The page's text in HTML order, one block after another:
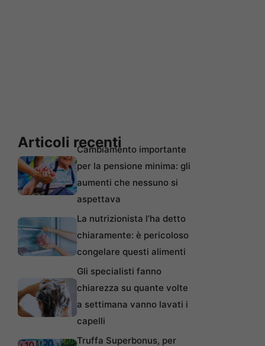
Articoli recentiCambiamento importante
per la pensione minima: gli
aumenti che nessuno si
aspettava
La nutrizionista l’ha detto
chiaramente: è pericoloso
congelare questi alimenti
Gli specialisti fanno
chiarezza su quante volte
a settimana vanno lavati i
capelli
Truffa Superbonus, per